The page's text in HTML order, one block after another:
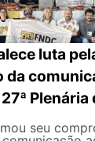
luta
da
Plenária
seu